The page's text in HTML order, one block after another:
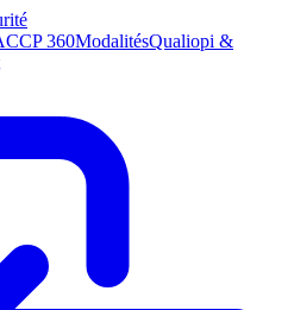
360ModalitésQualiopi &